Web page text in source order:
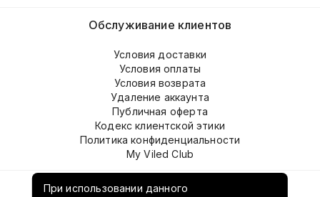
При использовании данного
О компании
Обслуживание клиентов
Условия доставки
Условия оплаты
Условия возврата
Удаление аккаунта
Публичная оферта
Кодекс клиентской этики
Политика конфиденциальности
My Viled Club